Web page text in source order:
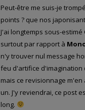
Peut-être me suis-je
points ? que nos
J'ai longtemps sous-estimé
surtout par rapport à
n'y trouver nul message
feu d'artifice d'imagination
mais ce revisionnage
un. J'y reviendrai, ce post
long.